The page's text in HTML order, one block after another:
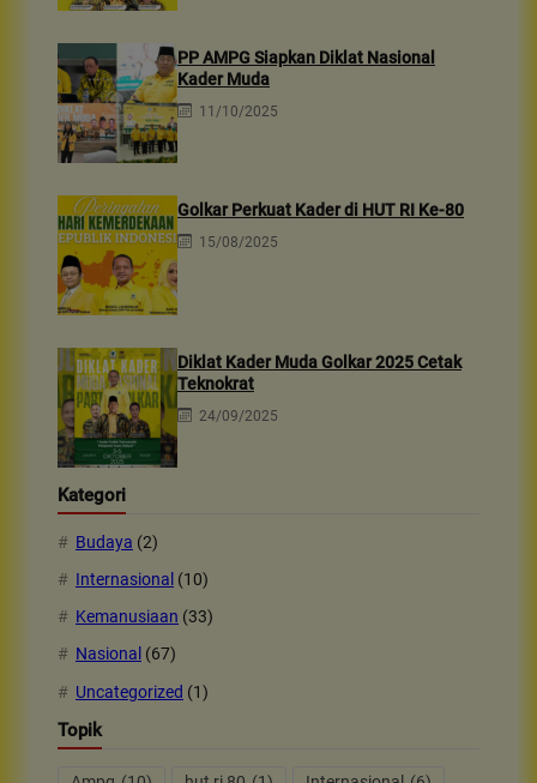
PP AMPG Siapkan Diklat Nasional
Kader Muda
11/10/2025
Golkar Perkuat Kader di HUT RI Ke-80
15/08/2025
Diklat Kader Muda Golkar 2025 Cetak
Teknokrat
24/09/2025
Kategori
Budaya (2)
Internasional (10)
Kemanusiaan (33)
Nasional (67)
Uncategorized (1)
Topik